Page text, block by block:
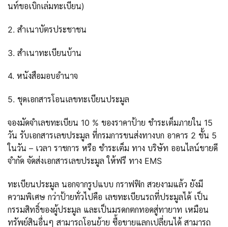
นท์ขอเบิกเล่มทะเบียน)
2. สำเนาบัตรประชาชน
3. สำเนาทะเบียนบ้าน
4. หนังสือมอบอำนาจ
5. ชุดเอกสารโอนเลขทะเบียนประมูล
จองมัดจำเลขทะเบียน 10 % ของราคาป้าย ชำระเต็มภายใน 15
วัน รับเอกสารเลขประมูล ที่กรมการขนส่งทางบก อาคาร 2 ชั้น 5
ในวัน – เวลา ราชการ หรือ ชำระเต็ม ทาง บริษัท ออนไลน์ขายดี
จำกัด จัดส่งเอกสารเลขประมูล ให้ฟรี ทาง EMS
ทะเบียนประมูล นอกจากรูปแบบ กราฟฟิก สวยงามแล้ว ยังมี
ความพิเศษ กว่าป้ายทั่วไปคือ เลขทะเบียนรถที่ประมูลได้ เป็น
กรรมสิทธิ์ของผู้ประมูล และเป็นมรดกตกทอดสู่ทายาท เหมือน
ทรัพย์สินอื่นๆ สามารถโอนย้าย ซื้อขายแลกเปลี่ยนได้ สามารถ